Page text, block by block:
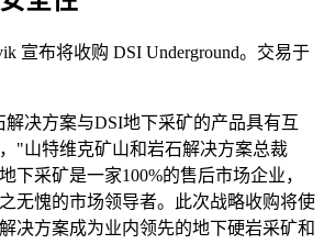
宣布将收购 DSI Underground。交易于
决方案与DSI地下采矿的产品具有互
"山特维克矿山和岩石解决方案总裁
下采矿是一家100%的售后市场企业，
无愧的市场领导者。此次战略收购将使
决方案成为业内领先的地下硬岩采矿和